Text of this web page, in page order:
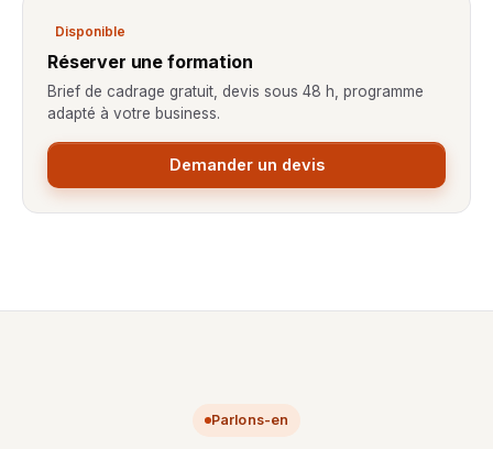
Disponible
Réserver une formation
Brief de cadrage gratuit, devis sous 48 h, programme
adapté à votre business.
Demander un devis
Parlons-en